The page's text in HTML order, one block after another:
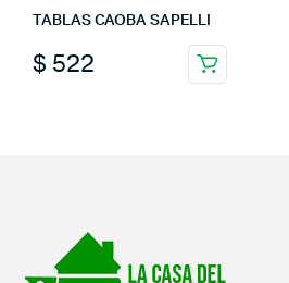
TABLAS CAOBA SAPELLI
$ 522